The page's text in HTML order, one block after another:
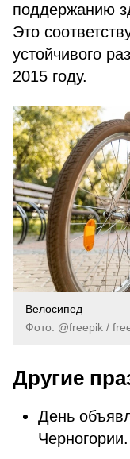
поддержанию
Это
устойчивого
2015 году.
Велосипед
Фото: @freepik /
Другие
День
Черногории.